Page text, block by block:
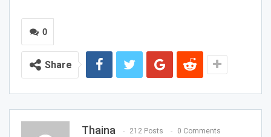
0
Share
Thaina 212 Posts 0 Comments